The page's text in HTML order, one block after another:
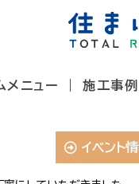
メニュー 施工事例
イベント